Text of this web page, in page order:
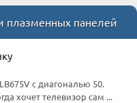
плазменных панелей
с диагональю 50.
хочет телевизор сам ...